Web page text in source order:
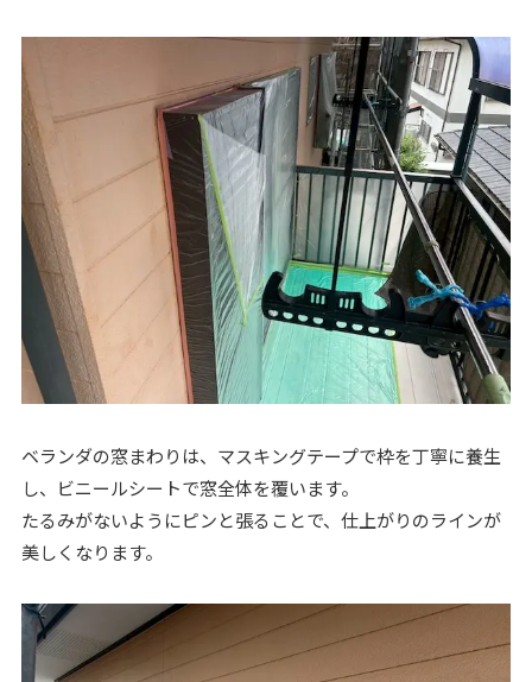
ベランダの窓まわりは、マスキングテープで枠を丁寧に養生
し、ビニールシートで窓全体を覆います。
たるみがないようにピンと張ることで、仕上がりのラインが
美しくなります。